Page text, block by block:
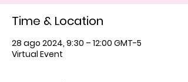
Time & Location
28 ago 2024, 9:30 – 12:00 GMT-5
Virtual Event